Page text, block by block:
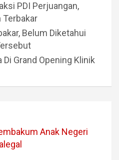
PDI Perjuangan,
Terbakar
Belum Diketahui
Grand Opening Klinik
Anak Negeri